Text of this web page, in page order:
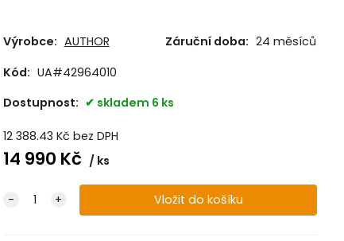
Výrobce: AUTHOR Záruční doba: 24 měsíců
Kód: UA#42964010
Dostupnost:
skladem 6 ks
12 388.43 Kč bez DPH
14 990 Kč ks